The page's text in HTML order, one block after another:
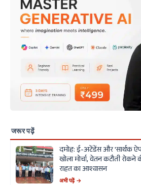
जरूर पढ़ें
दमोह: ई-अटेंडेंस और 'सार्थक
खोला मोर्चा, वेतन कटौती
राहत का आश्वासन
अभी पढ़ें →